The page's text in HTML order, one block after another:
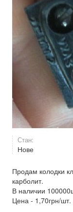
Стан:
Нове
Продам колодки
карболит.
В наличии
Цена - 1,70грн/шт.